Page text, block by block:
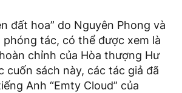
đất hoa” do Nguyên Phong và
tác, có thể được xem là
chỉnh của Hòa thượng Hư
cuốn sách này, các tác giả đã
Anh “Emty Cloud” của